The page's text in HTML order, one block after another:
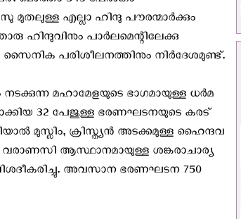
മുതലുള്ള എല്ലാ ഹിന്ദു പൗരന്മാർക്കും
ഹിന്ദുവിനും പാർലമെന്റിലേക്കു
സൈനിക പരിശീലനത്തിനും നിർദേശമുണ്ട്.
മഹാമേളയുടെ ഭാഗമായുള്ള ധർമ
32 പേജുള്ള ഭരണഘടനയുടെ കരട്
മുസ്ലിം, ക്രിസ്ത്യൻ അടക്കമുള്ള ഹൈന്ദവ
വരാണസി ആസ്ഥാനമായുള്ള ശങ്കരാചാര്യ
അവസാന ഭരണഘടന 750